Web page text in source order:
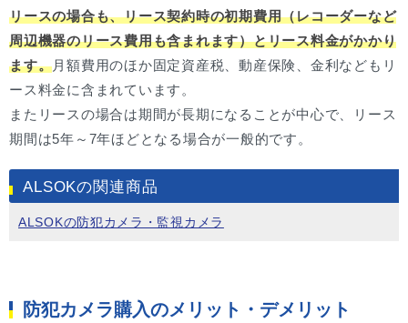
リースの場合も、リース契約時の初期費用（レコーダーなど
周辺機器のリース費用も含まれます）とリース料金がかかり
ます。月額費用のほか固定資産税、動産保険、金利などもリ
ース料金に含まれています。
またリースの場合は期間が長期になることが中心で、リース
期間は5年～7年ほどとなる場合が一般的です。
ALSOKの関連商品
ALSOKの防犯カメラ・監視カメラ
防犯カメラ購入のメリット・デメリット